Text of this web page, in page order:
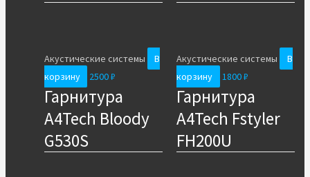
Акустические системы
В
корзину
2500₽
Гарнитура
A4Tech Bloody
G530S
Акустические системы
В
корзину
1800₽
Гарнитура
A4Tech Fstyler
FH200U